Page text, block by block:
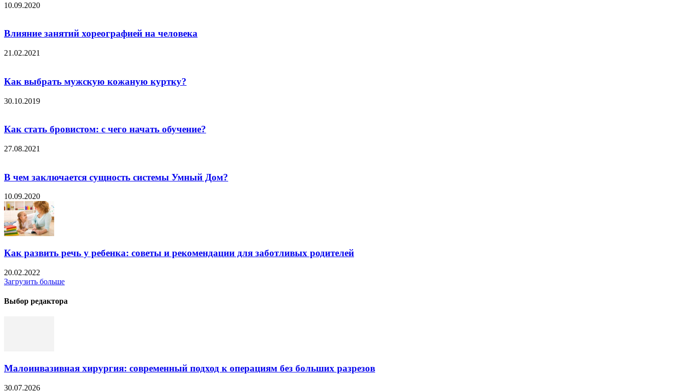
10.09.2020
Влияние занятий хореографией на человека
21.02.2021
Как выбрать мужскую кожаную куртку?
30.10.2019
Как стать бровистом: с чего начать обучение?
27.08.2021
В чем заключается сущность системы Умный Дом?
10.09.2020
Как развить речь у ребенка: советы и рекомендации для заботливых родителей
20.02.2022
Загрузить больше
Выбор редактора
Малоинвазивная хирургия: современный подход к операциям без больших разрезов
30.07.2026